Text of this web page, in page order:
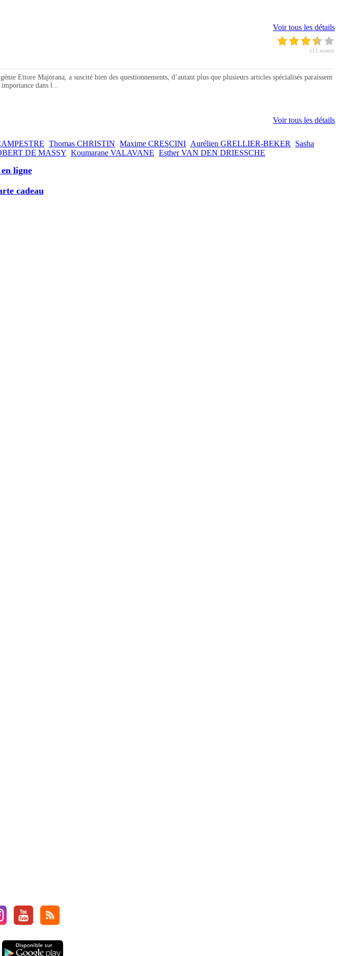
Voir tous les détails
(11 notes)
Ettore Majorana, a suscité bien des questionnements, d’autant plus que plusieurs articles spécialisés paraissent
dans l...
Voir tous les détails
Thomas CHRISTIN Maxime CRESCINI Aurélien GRELLIER-BEKER
Sasha
DE MASSY Koumarane VALAVANE Esther VAN DEN DRIESSCHE
ligne
cadeau